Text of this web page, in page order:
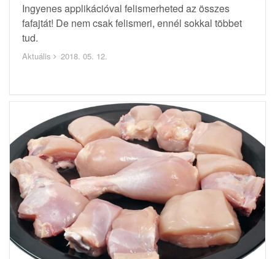
Ingyenes applikációval felismerheted az összes
fafajtát! De nem csak felismeri, ennél sokkal többet
tud.
Aktuális 2018. 05. 12.